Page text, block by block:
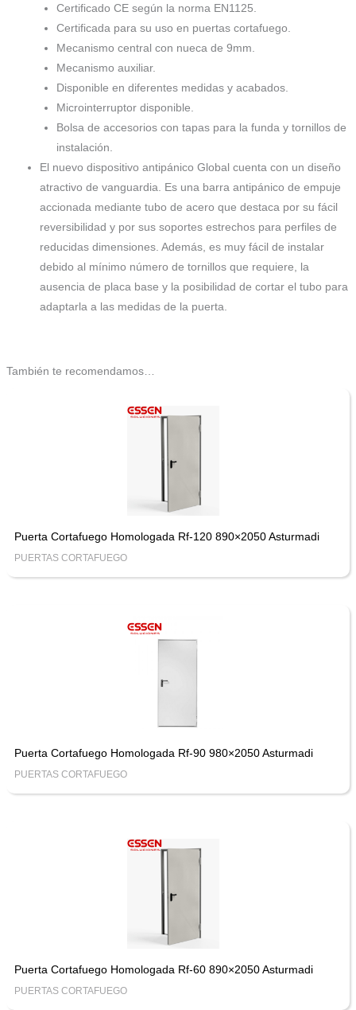
Certificado CE según la norma EN1125.
Certificada para su uso en puertas cortafuego.
Mecanismo central con nueca de 9mm.
Mecanismo auxiliar.
Disponible en diferentes medidas y acabados.
Microinterruptor disponible.
Bolsa de accesorios con tapas para la funda y tornillos de
instalación.
El nuevo dispositivo antipánico Global cuenta con un diseño
atractivo de vanguardia. Es una barra antipánico de empuje
accionada mediante tubo de acero que destaca por su fácil
reversibilidad y por sus soportes estrechos para perfiles de
reducidas dimensiones. Además, es muy fácil de instalar
debido al mínimo número de tornillos que requiere, la
ausencia de placa base y la posibilidad de cortar el tubo para
adaptarla a las medidas de la puerta.
También te recomendamos…
Puerta Cortafuego Homologada Rf-120 890×2050 Asturmadi
PUERTAS CORTAFUEGO
Puerta Cortafuego Homologada Rf-90 980×2050 Asturmadi
PUERTAS CORTAFUEGO
Puerta Cortafuego Homologada Rf-60 890×2050 Asturmadi
PUERTAS CORTAFUEGO